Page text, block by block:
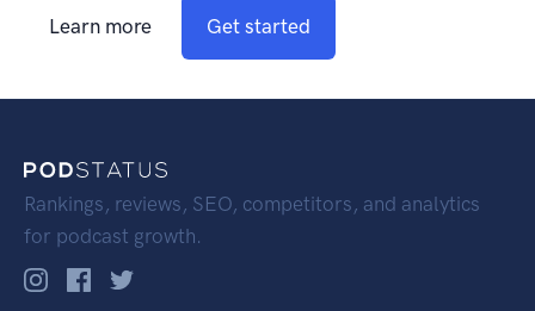
Learn more Get started
Rankings, reviews, SEO, competitors, and analytics
for podcast growth.